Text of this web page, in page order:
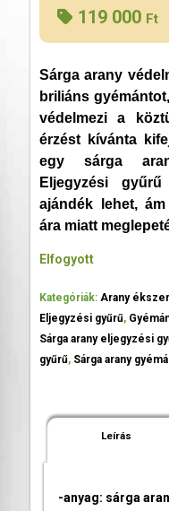
119 000 Ft
Sárga arany
briliáns
védelmezi a
érzést kívánta
egy sárga
Eljegyzési
ajándék lehet,
ára miatt
Elfogyott
Kategóriák: Arany ékszer
Eljegyzési gyűrű,
Sárga arany eljegyzési
gyűrű, Sárga arany
Leírás
-anyag: sárga